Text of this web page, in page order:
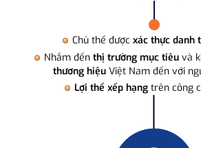
Chủ thể được xác thực danh
Nhắm đến thị trường mục tiêuvà
thương hiệuViệt Nam đến với
Lợi thế xếp hạng trên công